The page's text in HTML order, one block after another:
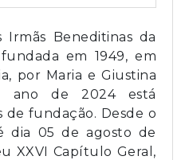
Irmãs Beneditinas da
em 1949, em
por Maria e Giustina
ano de 2024 está
de fundação. Desde o
dia 05 de agosto de
XXVI Capítulo Geral,